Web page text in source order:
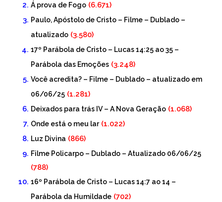
Á prova de Fogo (6.671)
Paulo, Apóstolo de Cristo – Filme – Dublado –
atualizado (3.580)
17º Parábola de Cristo – Lucas 14:25 ao 35 –
Parábola das Emoções (3.248)
Você acredita? – Filme – Dublado – atualizado em
06/06/25 (1.281)
Deixados para trás IV – A Nova Geração (1.068)
Onde está o meu lar (1.022)
Luz Divina (866)
Filme Policarpo – Dublado – Atualizado 06/06/25
(788)
16º Parábola de Cristo – Lucas 14:7 ao 14 –
Parábola da Humildade (702)